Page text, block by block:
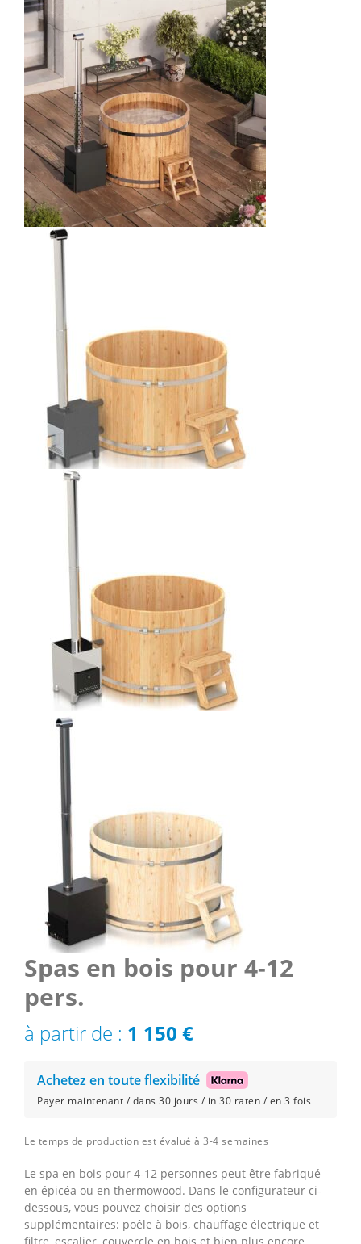
Spas en bois pour 4-12
pers.
à partir de : 1 150 €
Achetez en toute flexibilité
Payer maintenant / dans 30 jours / in 30 raten / en 3 fois
Le temps de production est évalué à 3-4 semaines
Le spa en bois pour 4-12 personnes peut être fabriqué
en épicéa ou en thermowood. Dans le configurateur ci-
dessous, vous pouvez choisir des options
supplémentaires: poêle à bois, chauffage électrique et